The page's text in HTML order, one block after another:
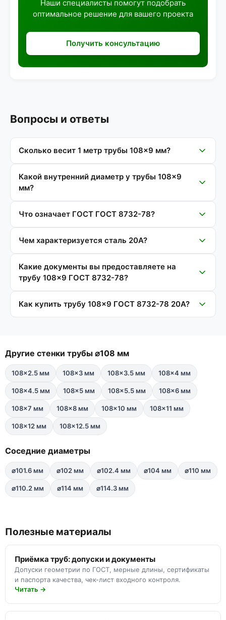
Наши специалисты помогут подобрать
оптимальное решение для вашего проекта
Получить консультацию
Вопросы и ответы
Сколько весит 1 метр трубы 108×9 мм?
Какой внутренний диаметр у трубы 108×9
мм?
Что означает ГОСТ ГОСТ 8732-78?
Чем характеризуется сталь 20А?
Какие документы вы предоставляете на
трубу 108×9 ГОСТ 8732-78?
Как купить трубу 108×9 ГОСТ 8732-78 20А?
Другие стенки трубы ⌀108 мм
108×2.5 мм 108×3 мм 108×3.5 мм 108×4 мм
108×4.5 мм 108×5 мм 108×5.5 мм 108×6 мм
108×7 мм 108×8 мм 108×10 мм 108×11 мм
108×12 мм 108×12.5 мм
Соседние диаметры
⌀101.6 мм ⌀102 мм ⌀102.4 мм ⌀104 мм ⌀110 мм
⌀110.2 мм ⌀114 мм ⌀114.3 мм
Полезные материалы
Приёмка труб: допуски и документы
Допуски геометрии по ГОСТ, мерные длины, сертификаты
и паспорта качества, чек-лист входного контроля.
Читать →